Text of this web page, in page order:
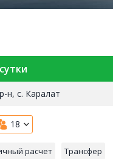
н, с. Каралат
18
расчет Трансфер